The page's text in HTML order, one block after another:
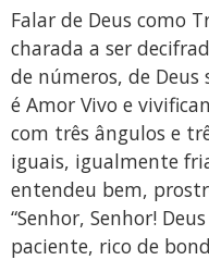
Falar de Deus como
charada a ser
de números, de
é Amor Vivo e
com três ângulos e
iguais, igualmente
entendeu bem,
“Senhor, Senhor!
paciente, rico de